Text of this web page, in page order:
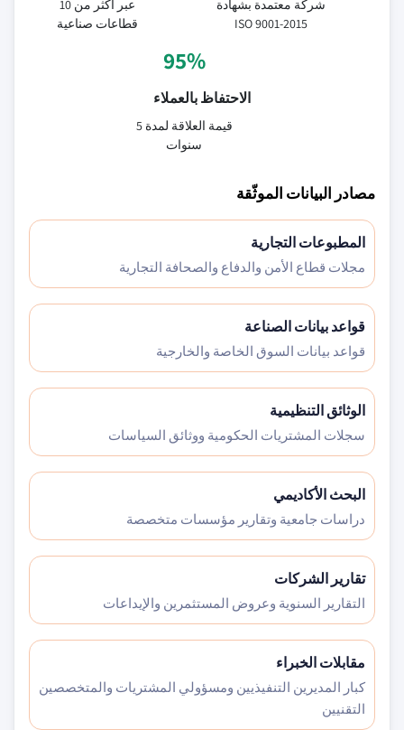
شركة معتمدة بشهادة
ISO 9001-2015
عبر أكثر من 10
قطاعات صناعية
95%
الاحتفاظ بالعملاء
قيمة العلاقة لمدة 5
سنوات
مصادر البيانات الموثّقة
المطبوعات التجارية
مجلات قطاع الأمن والدفاع والصحافة التجارية
قواعد بيانات الصناعة
قواعد بيانات السوق الخاصة والخارجية
الوثائق التنظيمية
سجلات المشتريات الحكومية ووثائق السياسات
البحث الأكاديمي
دراسات جامعية وتقارير مؤسسات متخصصة
تقارير الشركات
التقارير السنوية وعروض المستثمرين والإيداعات
مقابلات الخبراء
كبار المديرين التنفيذيين ومسؤولي المشتريات والمتخصصين
التقنيين